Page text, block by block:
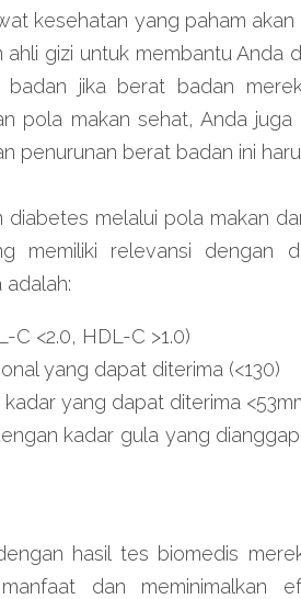
kesehatan yang paham akan
gizi untuk membantu Anda
jika berat badan
pola makan sehat, Anda juga
penurunan berat badan ini
melalui pola makan
memiliki relevansi dengan
C <2.0, HDL-C >1.0)
yang dapat diterima (<130)
yang dapat diterima
kadar gula yang
hasil tes biomedis
dan meminimalkan